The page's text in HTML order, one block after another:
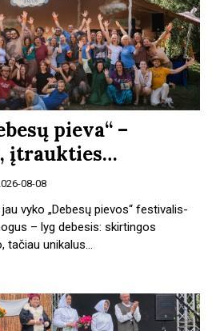
pieva“ –
įtraukties…
08-08
vyko „Debesų pievos“ festivalis-
– lyg debesis: skirtingos
tačiau unikalus…